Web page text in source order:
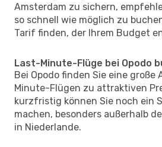
Amsterdam zu sichern,
so schnell wie möglich zu
Tarif finden, der Ihrem Budget
Last-Minute-Flüge bei Opodo
Bei Opodo finden Sie eine große
Minute-Flügen zu attraktiven
kurzfristig können Sie noch ein
machen, besonders außerhalb
in Niederlande.